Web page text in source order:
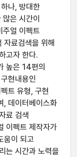
나, 방대한
은 시간이
주얼 이펙트
자료검색을 위해
고자 한다.
높은 14편의
현내용인
트 유형, 구현
, 데이터베이스화
료 검색
이펙트 제작자가
움이 되고
는 시간과 노력을